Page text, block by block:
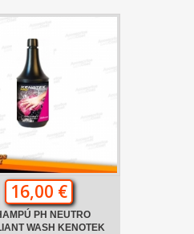
16,00 €
PH NEUTRO
WASH KENOTEK